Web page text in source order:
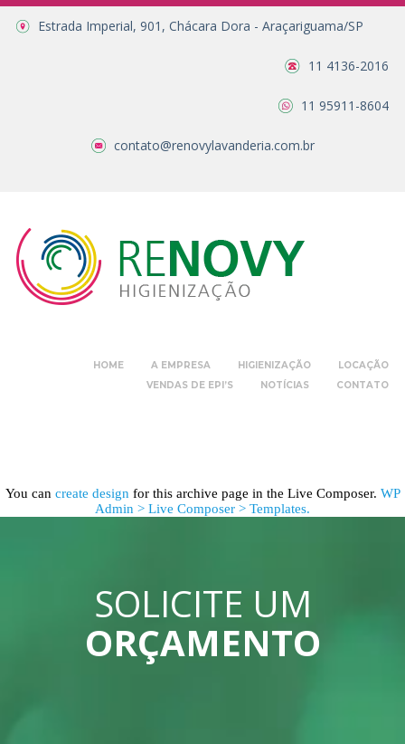
Estrada Imperial, 901, Chácara Dora - Araçariguama/SP
11 4136-2016
11 95911-8604
contato@renovylavanderia.com.br
HOME A EMPRESA HIGIENIZAÇÃO
LOCAÇÃO
VENDAS DE EPI’S
NOTÍCIAS CONTATO
You can create design for this archive page in the Live Composer. WP
Admin > Live Composer > Templates.
SOLICITE UM
ORÇAMENTO